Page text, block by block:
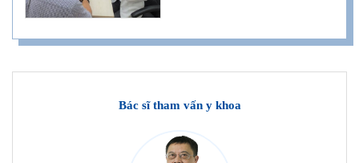
Bác sĩ tham vấn y khoa